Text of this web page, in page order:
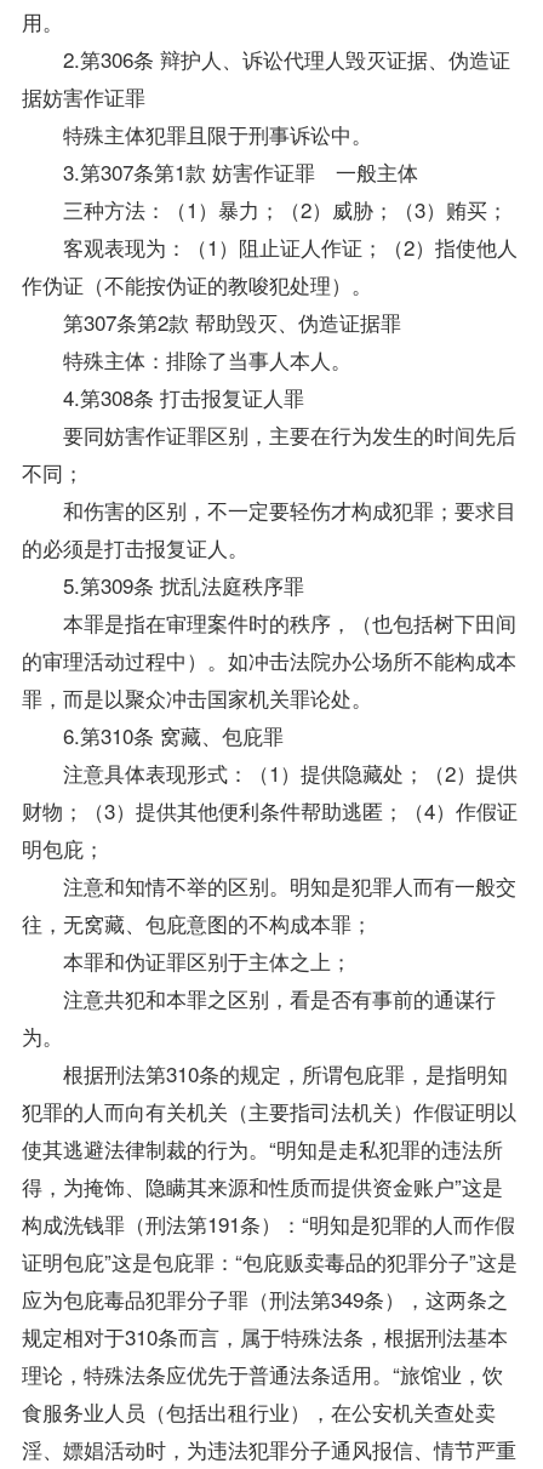
用。
2.第306条 辩护人、诉讼代理人毁灭证据、伪造证
据妨害作证罪
特殊主体犯罪且限于刑事诉讼中。
3.第307条第1款 妨害作证罪 一般主体
三种方法：（1）暴力；（2）威胁；（3）贿买；
客观表现为：（1）阻止证人作证；（2）指使他人
作伪证（不能按伪证的教唆犯处理）。
第307条第2款 帮助毁灭、伪造证据罪
特殊主体：排除了当事人本人。
4.第308条 打击报复证人罪
要同妨害作证罪区别，主要在行为发生的时间先后
不同；
和伤害的区别，不一定要轻伤才构成犯罪；要求目
的必须是打击报复证人。
5.第309条 扰乱法庭秩序罪
本罪是指在审理案件时的秩序，（也包括树下田间
的审理活动过程中）。如冲击法院办公场所不能构成本
罪，而是以聚众冲击国家机关罪论处。
6.第310条 窝藏、包庇罪
注意具体表现形式：（1）提供隐藏处；（2）提供
财物；（3）提供其他便利条件帮助逃匿；（4）作假证
明包庇；
注意和知情不举的区别。明知是犯罪人而有一般交
往，无窝藏、包庇意图的不构成本罪；
本罪和伪证罪区别于主体之上；
注意共犯和本罪之区别，看是否有事前的通谋行
为。
根据刑法第310条的规定，所谓包庇罪，是指明知
犯罪的人而向有关机关（主要指司法机关）作假证明以
使其逃避法律制裁的行为。“明知是走私犯罪的违法所
得，为掩饰、隐瞒其来源和性质而提供资金账户”这是
构成洗钱罪（刑法第191条）：“明知是犯罪的人而作假
证明包庇”这是包庇罪：“包庇贩卖毒品的犯罪分子”这是
应为包庇毒品犯罪分子罪（刑法第349条），这两条之
规定相对于310条而言，属于特殊法条，根据刑法基本
理论，特殊法条应优先于普通法条适用。“旅馆业，饮
食服务业人员（包括出租行业），在公安机关查处卖
淫、嫖娼活动时，为违法犯罪分子通风报信、情节严重